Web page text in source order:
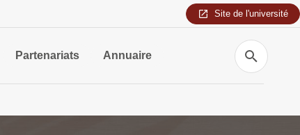
Site de l'université
Partenariats Annuaire
Recherche